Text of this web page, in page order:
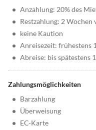
• Anzahlung: 20% des
• Restzahlung: 2 Wochen
• keine Kaution
• Anreisezeit: frühestens
• Abreise: bis spätestens
Zahlungsmöglichkeiten
• Barzahlung
• Überweisung
• EC-Karte